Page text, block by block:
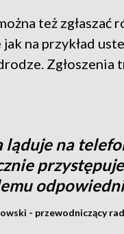
też zgłaszać
na przykład
Zgłoszenia
ląduje na
- przewodniczący